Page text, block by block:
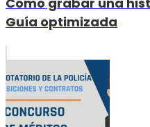
Guía optimizada